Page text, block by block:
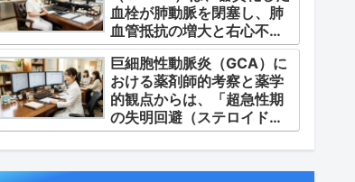
な調剤・運用」に集約され
ます。
血栓が肺動脈を閉塞し、肺
血管抵抗の増大と右心不全
を引き起こす指定難病（第4
群肺高血圧症）です。
巨細胞性動脈炎（GCA）に
おける薬剤師的考察と薬学
的観点からは、「超急性期
の失明回避（ステロイドパ
ルス等の迅速な管理）」
「再燃防止とステロイドの
最小化（トシリズマブやウ